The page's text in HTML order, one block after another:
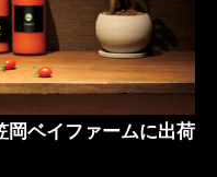
岡ベイファームに出荷